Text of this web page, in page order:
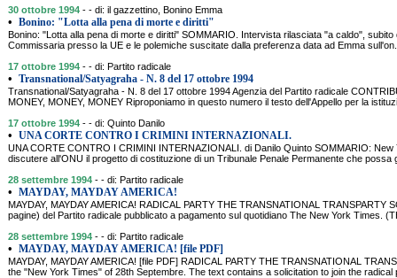
30 ottobre 1994 - - di: il gazzettino, Bonino Emma
• Bonino: "Lotta alla pena di morte e diritti"
Bonino: "Lotta alla pena di morte e diritti" SOMMARIO. Intervista rilasciata "a caldo", subito
Commissaria presso la UE e le polemiche suscitate dalla preferenza data ad Emma
17 ottobre 1994 - - di: Partito radicale
• Transnational/Satyagraha - N. 8 del 17 ottobre 1994
Transnational/Satyagraha - N. 8 del 17 ottobre 1994 Agenzia del Partito radicale
MONEY, MONEY, MONEY Riproponiamo in questo numero il testo dell'Appello per la
17 ottobre 1994 - - di: Quinto Danilo
• UNA CORTE CONTRO I CRIMINI INTERNAZIONALI.
UNA CORTE CONTRO I CRIMINI INTERNAZIONALI. di Danilo Quinto SOMMARIO:
discutere all'ONU il progetto di costituzione di un Tribunale Penale Permanente che possa
28 settembre 1994 - - di: Partito radicale
• MAYDAY, MAYDAY AMERICA!
MAYDAY, MAYDAY AMERICA! RADICAL PARTY THE TRANSNATIONAL TRANSPARTY
pagine) del Partito radicale pubblicato a pagamento sul quotidiano The New York Times.
28 settembre 1994 - - di: Partito radicale
• MAYDAY, MAYDAY AMERICA! [file PDF]
MAYDAY, MAYDAY AMERICA! [file PDF] RADICAL PARTY THE TRANSNATIONAL
the "New York Times" of 28th Septembre. The text contains a solicitation to join the radical